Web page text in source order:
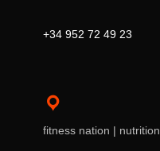
+34 952 72 49 23
fitness nation | nutrition